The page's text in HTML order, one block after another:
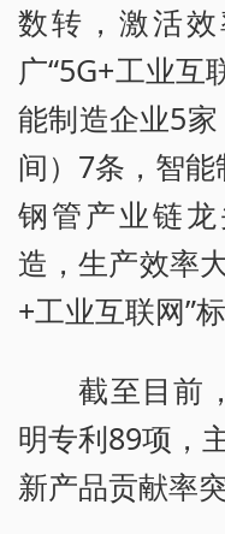
数转，激活
广“5G+工业互
能制造企业5
间）7条，智
钢管产业链
造，生产效率
+工业互联网”
截至目前
明专利89项，
新产品贡献率